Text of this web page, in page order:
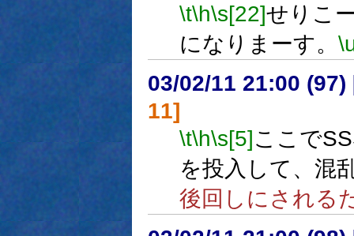
\t\h\s[22]せりこ
になりまーす。
03/02/11 21:00 (97)
11]
\t\h\s[5]ここで
を投入して、混
後回しにされる